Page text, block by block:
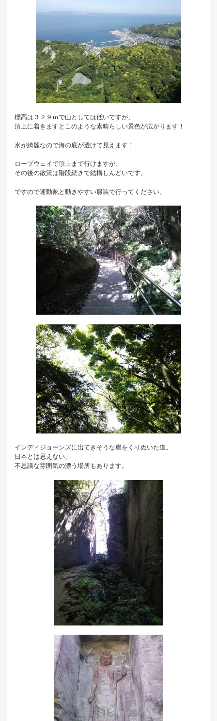
標高は３２９ｍで山としては低いですが、
頂上に着きますとこのような素晴らしい景色が広がります！
水が綺麗なので海の底が透けて見えます！
ロープウェイで頂上まで行けますが、
その後の散策は階段続きで結構しんどいです。
ですので運動靴と動きやすい服装で行ってください。
インディジョーンズに出てきそうな崖をくりぬいた道。
日本とは思えない、
不思議な雰囲気の漂う場所もあります。